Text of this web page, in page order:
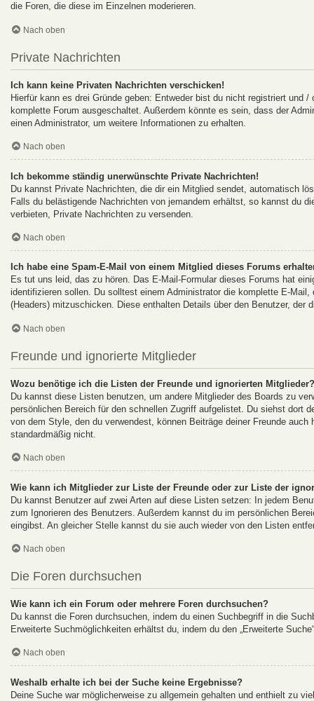
die Foren, die diese im Einzelnen moderieren.
Nach oben
Private Nachrichten
Ich kann keine Privaten Nachrichten verschicken!
Hierfür kann es drei Gründe geben: Entweder bist du nicht registriert und
komplette Forum ausgeschaltet. Außerdem könnte es sein, dass der
einen Administrator, um weitere Informationen zu erhalten.
Nach oben
Ich bekomme ständig unerwünschte Private Nachrichten!
Du kannst Private Nachrichten, die dir ein Mitglied sendet, automatisch
Falls du belästigende Nachrichten von jemandem erhältst, so kannst du
verbieten, Private Nachrichten zu versenden.
Nach oben
Ich habe eine Spam-E-Mail von einem Mitglied dieses Forums
Es tut uns leid, das zu hören. Das E-Mail-Formular dieses Forums hat
identifizieren sollen. Du solltest einem Administrator die komplette E-
(Headers) mitzuschicken. Diese enthalten Details über den Benutzer,
Nach oben
Freunde und ignorierte Mitglieder
Wozu benötige ich die Listen der Freunde und ignorierten Mitglieder?
Du kannst diese Listen benutzen, um andere Mitglieder des Boards zu
persönlichen Bereich für den schnellen Zugriff aufgelistet. Du siehst dort
von dem Style, den du verwendest, können Beiträge deiner Freunde
standardmäßig nicht.
Nach oben
Wie kann ich Mitglieder zur Liste der Freunde oder zur Liste der
Du kannst Benutzer auf zwei Arten auf diese Listen setzen: In jedem
zum Ignorieren des Benutzers. Außerdem kannst du im persönlichen
eingibst. An gleicher Stelle kannst du sie auch wieder von den Listen
Nach oben
Die Foren durchsuchen
Wie kann ich ein Forum oder mehrere Foren durchsuchen?
Du kannst die Foren durchsuchen, indem du einen Suchbegriff in die
Erweiterte Suchmöglichkeiten erhältst du, indem du den „Erweiterte
Nach oben
Weshalb erhalte ich bei der Suche keine Ergebnisse?
Deine Suche war möglicherweise zu allgemein gehalten und enthielt zu